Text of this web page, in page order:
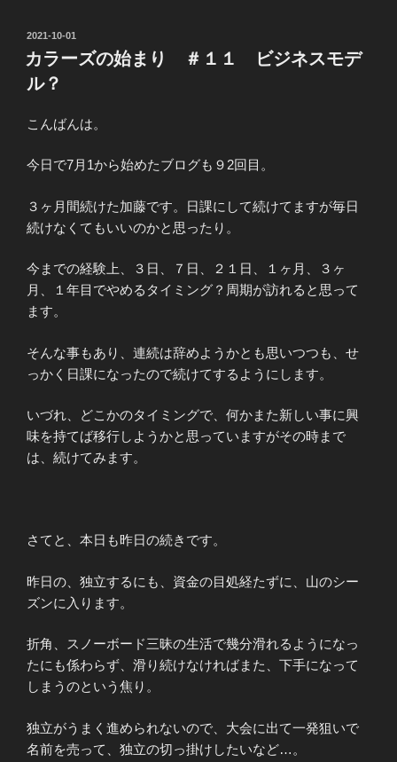
投
稿
日:
2021-10-01
カラーズの始まり ＃１１ ビジネスモデ
ル？
こんばんは。
今日で7月1から始めたブログも９2回目。
３ヶ月間続けた加藤です。日課にして続けてますが毎日
続けなくてもいいのかと思ったり。
今までの経験上、３日、７日、２１日、１ヶ月、３ヶ
月、１年目でやめるタイミング？周期が訪れると思って
ます。
そんな事もあり、連続は辞めようかとも思いつつも、せ
っかく日課になったので続けてするようにします。
いづれ、どこかのタイミングで、何かまた新しい事に興
味を持てば移行しようかと思っていますがその時まで
は、続けてみます。
さてと、本日も昨日の続きです。
昨日の、独立するにも、資金の目処経たずに、山のシー
ズンに入ります。
折角、スノーボード三昧の生活で幾分滑れるようになっ
たにも係わらず、滑り続けなければまた、下手になって
しまうのという焦り。
独立がうまく進められないので、大会に出て一発狙いで
名前を売って、独立の切っ掛けしたいなど…。